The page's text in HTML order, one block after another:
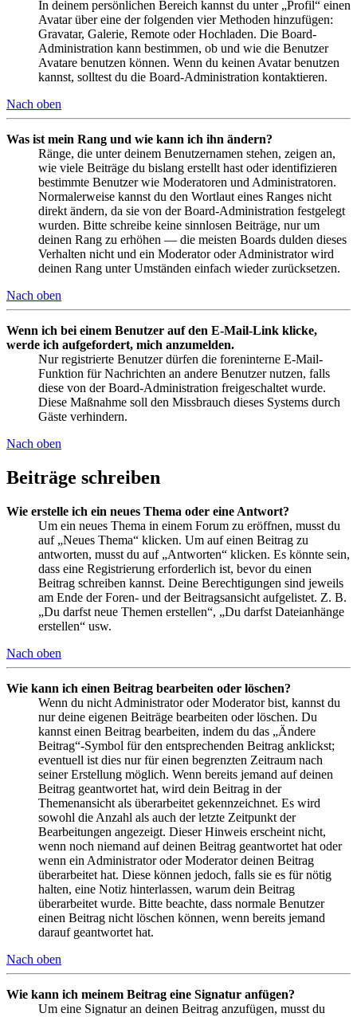
In deinem persönlichen Bereich kannst du unter „Profil“ einen
Avatar über eine der folgenden vier Methoden hinzufügen:
Gravatar, Galerie, Remote oder Hochladen. Die Board-
Administration kann bestimmen, ob und wie die Benutzer
Avatare benutzen können. Wenn du keinen Avatar benutzen
kannst, solltest du die Board-Administration kontaktieren.
Nach oben
Was ist mein Rang und wie kann ich ihn ändern?
Ränge, die unter deinem Benutzernamen stehen, zeigen an,
wie viele Beiträge du bislang erstellt hast oder identifizieren
bestimmte Benutzer wie Moderatoren und Administratoren.
Normalerweise kannst du den Wortlaut eines Ranges nicht
direkt ändern, da sie von der Board-Administration festgelegt
wurden. Bitte schreibe keine sinnlosen Beiträge, nur um
deinen Rang zu erhöhen — die meisten Boards dulden dieses
Verhalten nicht und ein Moderator oder Administrator wird
deinen Rang unter Umständen einfach wieder zurücksetzen.
Nach oben
Wenn ich bei einem Benutzer auf den E-Mail-Link klicke,
werde ich aufgefordert, mich anzumelden.
Nur registrierte Benutzer dürfen die foreninterne E-Mail-
Funktion für Nachrichten an andere Benutzer nutzen, falls
diese von der Board-Administration freigeschaltet wurde.
Diese Maßnahme soll den Missbrauch dieses Systems durch
Gäste verhindern.
Nach oben
Beiträge schreiben
Wie erstelle ich ein neues Thema oder eine Antwort?
Um ein neues Thema in einem Forum zu eröffnen, musst du
auf „Neues Thema“ klicken. Um auf einen Beitrag zu
antworten, musst du auf „Antworten“ klicken. Es könnte sein,
dass eine Registrierung erforderlich ist, bevor du einen
Beitrag schreiben kannst. Deine Berechtigungen sind jeweils
am Ende der Foren- und der Beitragsansicht aufgelistet. Z. B.
„Du darfst neue Themen erstellen“, „Du darfst Dateianhänge
erstellen“ usw.
Nach oben
Wie kann ich einen Beitrag bearbeiten oder löschen?
Wenn du nicht Administrator oder Moderator bist, kannst du
nur deine eigenen Beiträge bearbeiten oder löschen. Du
kannst einen Beitrag bearbeiten, indem du das „Ändere
Beitrag“-Symbol für den entsprechenden Beitrag anklickst;
eventuell ist dies nur für einen begrenzten Zeitraum nach
seiner Erstellung möglich. Wenn bereits jemand auf deinen
Beitrag geantwortet hat, wird dein Beitrag in der
Themenansicht als überarbeitet gekennzeichnet. Es wird
sowohl die Anzahl als auch der letzte Zeitpunkt der
Bearbeitungen angezeigt. Dieser Hinweis erscheint nicht,
wenn noch niemand auf deinen Beitrag geantwortet hat oder
wenn ein Administrator oder Moderator deinen Beitrag
überarbeitet hat. Diese können jedoch, falls sie es für nötig
halten, eine Notiz hinterlassen, warum dein Beitrag
überarbeitet wurde. Bitte beachte, dass normale Benutzer
einen Beitrag nicht löschen können, wenn bereits jemand
darauf geantwortet hat.
Nach oben
Wie kann ich meinem Beitrag eine Signatur anfügen?
Um eine Signatur an deinen Beitrag anzufügen, musst du